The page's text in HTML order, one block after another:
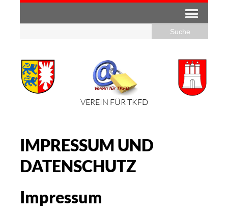
VEREIN FÜR TKFD
IMPRESSUM UND
DATENSCHUTZ
Impressum